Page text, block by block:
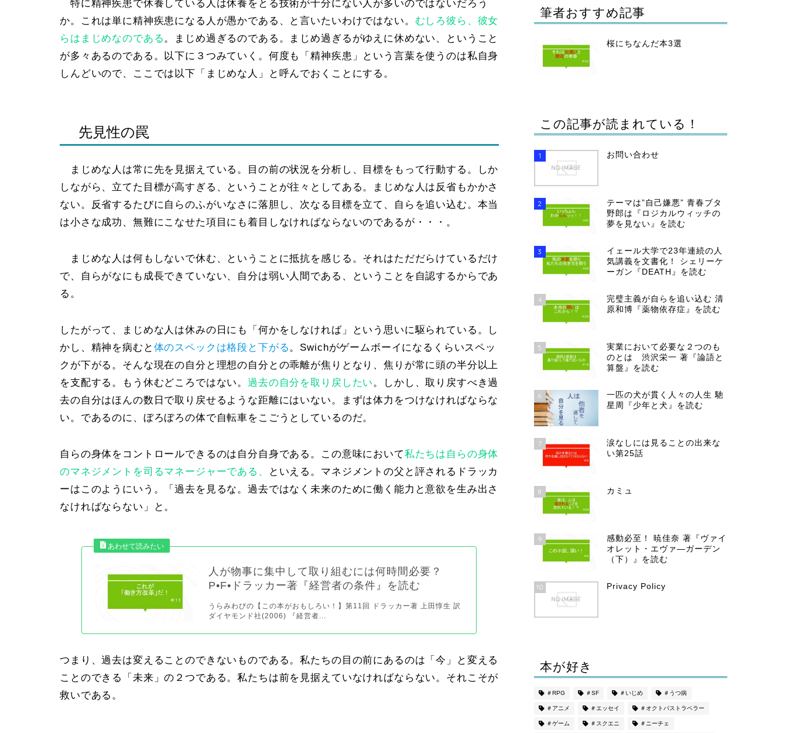
特に精神疾患で休養している人は休養をとる技術が十分にない人が多いのではないだろう
か。これは単に精神疾患になる人が愚かである、と言いたいわけではない。 むしろ彼ら、彼女
らはまじめなのである。まじめ過ぎるのである。まじめ過ぎるがゆえに休めない 、ということ
が多々あるのである。以下に３つみていく。何度も「精神疾患」という言葉を使うのは私自身
しんどいので、ここでは以下「まじめな人」と呼んでおくことにする。
先見性の罠
まじめな人は常に先を見据えている。目の前の状況を分析し、目標をもって行動する。しか
しながら、 立てた目標が高すぎる 、ということが往々としてある。まじめな人は反省もかかさ
ない。反省するたびに自らのふがいなさに落胆し、次なる目標を立て、
自らを追い込む 。本当
は小さな成功、無難にこなせた項目にも着目しなければならないのであるが・・・。
まじめな人は何もしないで休む、ということに抵抗を感じる。それはただだらけているだけ
で、自らがなにも成長できていない、自分は弱い人間である、ということを自認するからであ
る。
したがって、まじめな人は休みの日にも 「何かをしなければ」
という思いに駆られている。し
かし、精神を病むと 体のスペックは格段と下がる 。 Swichがゲームボーイになるくらいスペッ
クが下がる。そんな現在の自分と理想の自分との乖離が焦りとなり 、焦りが常に頭の半分以上
を支配する 。もう休むどころではない。過去の自分を取り戻したい 。しかし、取り戻すべき過
去の自分はほんの数日で取り戻せるような距離にはいない。まずは体力をつけなければならな
い 。であるのに、ぼろぼろの体で自転車をこごうとしているのだ。
自らの身体をコントロールできるのは自分自身である。この意味において私たちは自らの身体
のマネジメントを司るマネージャーである、
といえる。マネジメントの父と評される ドラッカ
ーはこのようにいう。「過去を見るな。過去ではなく未来のために働く能力と意欲を生み出さ
なければならない」と。
人が物事に集中して取り組むには何時間必要？
P•F•ドラッカー著『経営者の条件』を読む
うらみわびの【この本がおもしろい！】第11回 ドラッカー著 上田惇生 訳
ダイヤモンド社(2006) 『経営者...
つまり、過去は変えることのできないものである。私たちの目の前にあるのは「今」と変える
ことのできる「未来」の ２つである。私たちは前を見据えていなければならない。それこそが
救いである。
筆者おすすめ記事
桜にちなんだ本3選
この記事が読まれている！
1 お問い合わせ
2
テーマは”自己嫌悪” 青春ブタ
野郎は『ロジカルウィッチの
夢を見ない』を読む
3
イェール大学で23年連続の人
気講義を文書化！ シェリーケ
ーガン『DEATH』を読む
4
完璧主義が自らを追い込む 清
原和博『薬物依存症』を読む
5
実業において必要な２つのも
のとは 渋沢栄一 著『論語と
算盤』を読む
6
一匹の犬が貫く人々の人生 馳
星周『少年と犬』を読む
7
涙なしには見ることの出来な
い第25話
8 カミュ
9
感動必至！ 暁佳奈 著『ヴァイ
オレット・エヴァ―ガーデン
（下）』を読む
10 Privacy Policy
本が好き
＃RPG ＃SF ＃いじめ ＃うつ病
＃アニメ ＃エッセイ ＃オクトパストラベラー
＃ゲーム ＃スクエニ ＃ニーチェ